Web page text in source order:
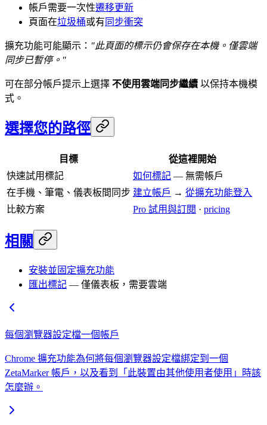
帳戶需要一次性遷移更新
頁面在垃圾桶或有 同步衝突
擴充功能可能顯示： "此頁面的標示仍會保存在本機。僅雲端
同步已暫停。"
可在部分帳戶提示上選擇 不使用雲端同步繼續 以保持本機模
式。
選擇您的路徑
目標
從這裡開始
快速試用標記
如何標記 — 無需帳戶
在手機、筆電、儀表板間同步 建立帳戶 → 從擴充功能登入
比較方案
Pro 試用與訂閱 · pricing
相關
安裝並固定擴充功能
匯出標記 — 僅儀表板，需要雲端
每個瀏覽器設定檔一個帳戶
Chrome 擴充功能為何將每個瀏覽器設定檔綁定到一個
ZetaMarker 帳戶，以及看到「此裝置由其他使用者使用」時該
怎麼辦。